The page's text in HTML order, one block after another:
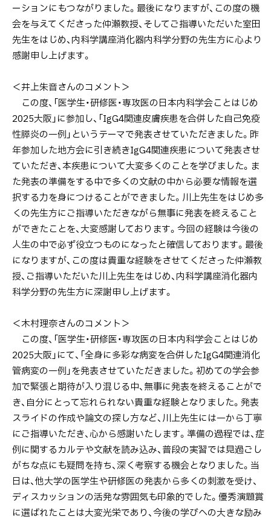
ーションにもつながりました。最後になりますが、この度の機
会を与えてくださった仲瀬教授、そしてご指導いただいた室田
先生をはじめ、内科学講座消化器内科学分野の先生方に心より
感謝申し上げます。
＜井上朱音さんのコメント＞
この度、「医学生・研修医・専攻医の日本内科学会ことはじめ
2025大阪」に参加し、「IgG4関連皮膚疾患を合併した自己免疫
性膵炎の一例」というテーマで発表させていただきました。昨
年参加した地方会に引き続きIgG4関連疾患について発表させ
ていただき、本疾患について大変多くのことを学びました。ま
た発表の準備をする中で多くの文献の中から必要な情報を選
択する力を身につけることができました。川上先生をはじめ多
くの先生方にご指導いただきながら無事に発表を終えること
ができたことを、大変感謝しております。今回の経験は今後の
人生の中で必ず役立つものになったと確信しております。最後
になりますが、この度は貴重な経験をさせてくださった仲瀬教
授、ご指導いただいた川上先生をはじめ、内科学講座消化器内
科学分野の先生方に深謝申し上げます。
＜木村理奈さんのコメント＞
この度、「医学生・研修医・専攻医の日本内科学会ことはじめ
2025大阪」にて、「全身に多彩な病変を合併したIgG4関連消化
管病変の一例」を発表させていただきました。初めての学会参
加で緊張と期待が入り混じる中、無事に発表を終えることがで
き、自分にとって忘れられない貴重な経験となりました。発表
スライドの作成や論文の探し方など、川上先生には一から丁寧
にご指導いただき、心から感謝いたします。準備の過程では、症
例に関するカルテや文献を読み込み、普段の実習では見過ごし
がちな点にも疑問を持ち、深く考察する機会となりました。当
日は、他大学の医学生や研修医の発表から多くの刺激を受け、
ディスカッションの活発な雰囲気も印象的でした。優秀演題賞
に選ばれたことは大変光栄であり、今後の学びへの大きな励み